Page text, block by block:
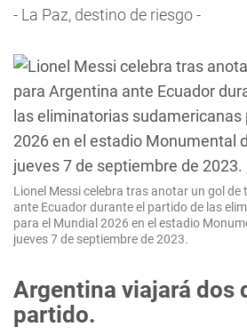
- La Paz, destino de riesgo -
Lionel Messi celebra tras anotar un gol de
ante Ecuador durante el partido de las
para el Mundial 2026 en el estadio
jueves 7 de septiembre de 2023.
Argentina viajará dos
partido.